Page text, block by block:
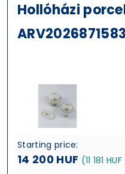
Hollóházi
ARV2026871583
Starting price:
14 200 HUF (11 181